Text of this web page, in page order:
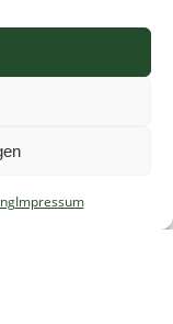
Impressum